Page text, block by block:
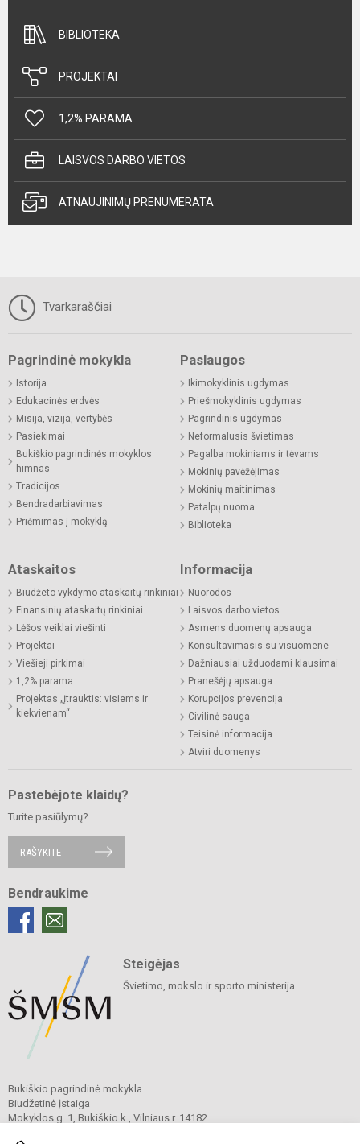
BIBLIOTEKA
PROJEKTAI
1,2% PARAMA
LAISVOS DARBO VIETOS
ATNAUJINIMŲ PRENUMERATA
Tvarkaraščiai
Pagrindinė mokykla
Istorija
Edukacinės erdvės
Misija, vizija, vertybės
Pasiekimai
Bukiškio pagrindinės mokyklos
himnas
Tradicijos
Bendradarbiavimas
Priėmimas į mokyklą
Paslaugos
Ikimokyklinis ugdymas
Priešmokyklinis ugdymas
Pagrindinis ugdymas
Neformalusis švietimas
Pagalba mokiniams ir tėvams
Mokinių pavėžėjimas
Mokinių maitinimas
Patalpų nuoma
Biblioteka
Ataskaitos
Biudžeto vykdymo ataskaitų rinkiniai
Finansinių ataskaitų rinkiniai
Lėšos veiklai viešinti
Projektai
Viešieji pirkimai
1,2% parama
Projektas „Įtrauktis: visiems ir
kiekvienam“
Informacija
Nuorodos
Laisvos darbo vietos
Asmens duomenų apsauga
Konsultavimasis su visuomene
Dažniausiai užduodami klausimai
Pranešėjų apsauga
Korupcijos prevencija
Civilinė sauga
Teisinė informacija
Atviri duomenys
Pastebėjote klaidų?
Turite pasiūlymų?
RAŠYKITE
Bendraukime
Steigėjas
Švietimo, mokslo ir sporto ministerija
Bukiškio pagrindinė mokykla
Biudžetinė įstaiga
Mokyklos g. 1, Bukiškio k., Vilniaus r. 14182